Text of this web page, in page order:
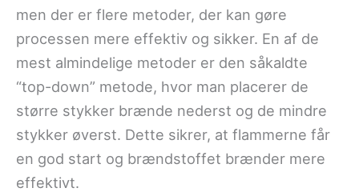
men der er flere metoder, der kan gøre
processen mere effektiv og sikker. En af de
mest almindelige metoder er den såkaldte
“top-down” metode, hvor man placerer de
større stykker brænde nederst og de mindre
stykker øverst. Dette sikrer, at flammerne får
en god start og brændstoffet brænder mere
effektivt.